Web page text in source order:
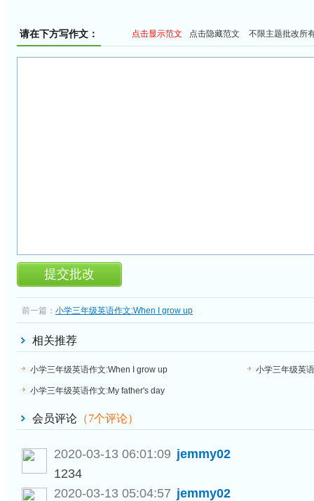
请在下方写作文： 点击显示范文 点击隐藏范文 不限主题批改所
前一篇： 小学三年级英语作文:When I grow up
相关推荐
小学三年级英语作文:When I grow up 小学三年级英
小学三年级英语作文:My father's day
会员评论 （7个评论）
2020-03-13 06:01:09 jemmy02
1234
2020-03-13 05:04:57 jemmy02